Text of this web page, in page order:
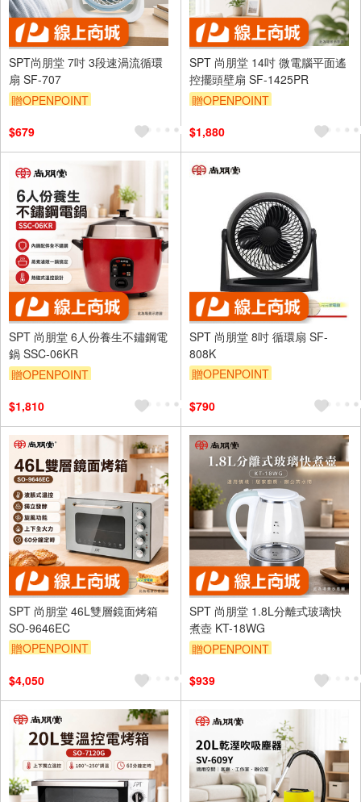
SPT尚朋堂 7吋 3段速渦流循環
扇 SF-707
贈OPENPOINT
$679
SPT 尚朋堂 14吋 微電腦平面遙
控擺頭壁扇 SF-1425PR
贈OPENPOINT
$1,880
SPT 尚朋堂 6人份養生不鏽鋼電
鍋 SSC-06KR
贈OPENPOINT
$1,810
SPT 尚朋堂 8吋 循環扇 SF-
808K
贈OPENPOINT
$790
SPT 尚朋堂 46L雙層鏡面烤箱
SO-9646EC
贈OPENPOINT
$4,050
SPT 尚朋堂 1.8L分離式玻璃快
煮壺 KT-18WG
贈OPENPOINT
$939